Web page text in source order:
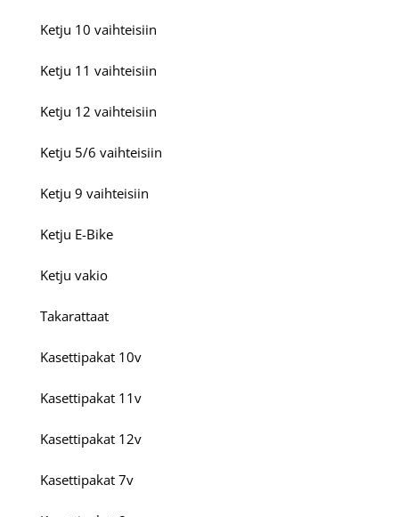
Ketju 10 vaihteisiin
Ketju 11 vaihteisiin
Ketju 12 vaihteisiin
Ketju 5/6 vaihteisiin
Ketju 9 vaihteisiin
Ketju E-Bike
Ketju vakio
Takarattaat
Kasettipakat 10v
Kasettipakat 11v
Kasettipakat 12v
Kasettipakat 7v